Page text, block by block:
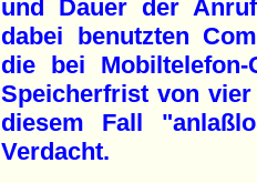
und Dauer der
dabei benutzten
die bei
Speicherfrist von
diesem Fall
Verdacht.